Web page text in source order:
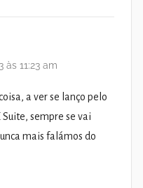
às 11:23 am
a ver se lanço pelo
sempre se vai
mais falámos do